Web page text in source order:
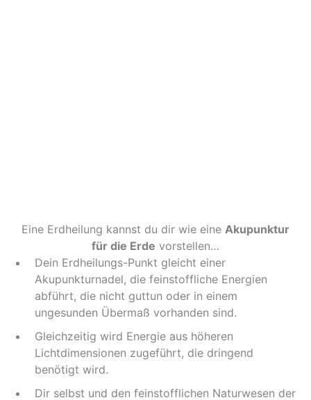
Eine Erdheilung kannst du dir wie eine Akupunktur
für die Erde vorstellen…
Dein Erdheilungs-Punkt gleicht einer
Akupunkturnadel, die feinstoffliche Energien
abführt, die nicht guttun oder in einem
ungesunden Übermaß vorhanden sind.
Gleichzeitig wird Energie aus höheren
Lichtdimensionen zugeführt, die dringend
benötigt wird.
Dir selbst und den feinstofflichen Naturwesen der